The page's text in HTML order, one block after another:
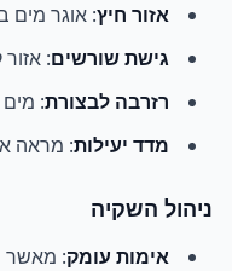
אזור חיץ: אוגר מים
גישת שורשים:
רזרבה לבצורת:
מדד יעילות: מראה
ניהול השקיה
אימות עומק: מאשר